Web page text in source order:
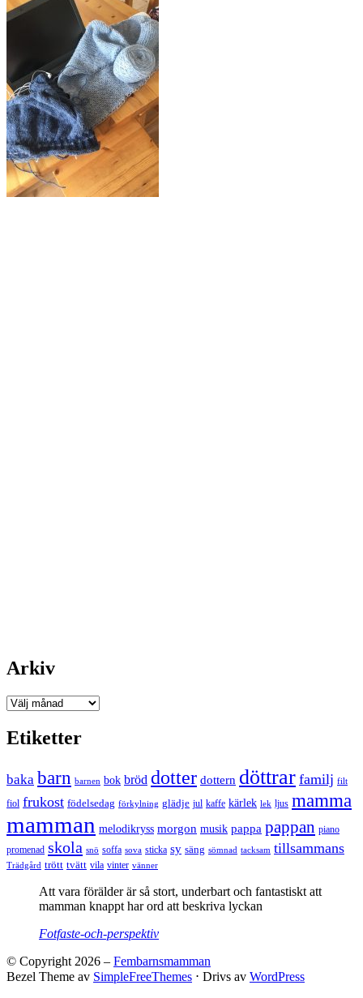
Arkiv
Arkiv
Etiketter
baka barn barnen bok bröd dotter dottern döttrar familj filt
fiol frukost födelsedag förkylning glädje jul kaffe kärlek lek ljus mamma
mamman melodikryss morgon musik pappa pappan piano
promenad skola snö soffa sova sticka sy säng sömnad tacksam tillsammans
Trädgård trött tvätt vila vinter vänner
Att vara förälder är så stort, underbart och fantastiskt att
mamman knappt har ord att beskriva lyckan
Fotfaste-och-perspektiv
© Copyright 2026 – Fembarnsmamman
Bezel Theme av SimpleFreeThemes ⋅ Drivs av WordPress